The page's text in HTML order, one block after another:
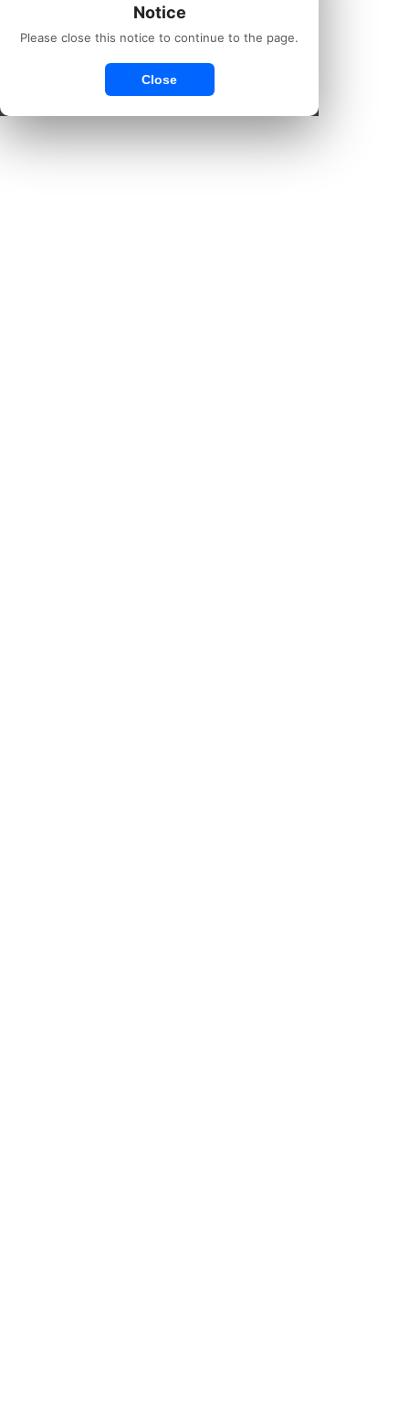
Notice
Please close this notice to continue to the page.
Close